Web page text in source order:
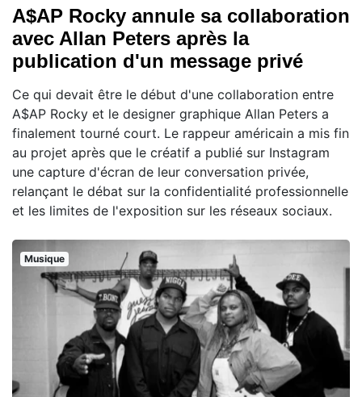
A$AP Rocky annule sa collaboration
avec Allan Peters après la
publication d'un message privé
Ce qui devait être le début d'une collaboration entre
A$AP Rocky et le designer graphique Allan Peters a
finalement tourné court. Le rappeur américain a mis fin
au projet après que le créatif a publié sur Instagram
une capture d'écran de leur conversation privée,
relançant le débat sur la confidentialité professionnelle
et les limites de l'exposition sur les réseaux sociaux.
Musique